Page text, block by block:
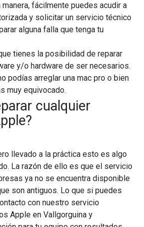
fácilmente puedes acudir a
y solicitar un servicio técnico
alguna falla que tenga tu
tienes la posibilidad de reparar
y/o hardware de ser necesarios.
podías arreglar una mac pro o bien
muy equivocado.
cualquier
llevado a la práctica esto es algo
La razón de ello es que el servicio
ya no se encuentra disponible
son antiguos. Lo que si puedes
con nuestro servicio
Apple en Vallgorguina y